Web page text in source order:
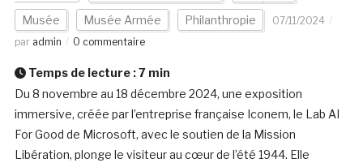
Musée Musée Armée Philanthropie
07/11/2024
par admin 0 commentaire
Temps de lecture :7 min
Du 8 novembre au 18 décembre 2024, une exposition
immersive, créée par l’entreprise française Iconem, le Lab AI
For Good de Microsoft, avec le soutien de la Mission
Libération, plonge le visiteur au cœur de l’été 1944. Elle